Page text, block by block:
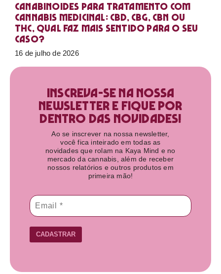
Canabinoides para tratamento com
cannabis medicinal: CBD, CBG, CBN ou
THC, qual faz mais sentido para o seu
caso?
16 de julho de 2026
Inscreva-se na nossa
newsletter e fique por
dentro das novidades!​
Ao se inscrever na nossa newsletter,
você fica inteirado em todas as
novidades que rolam na Kaya Mind e no
mercado da cannabis, além de receber
nossos relatórios e outros produtos em
primeira mão!
CADASTRAR